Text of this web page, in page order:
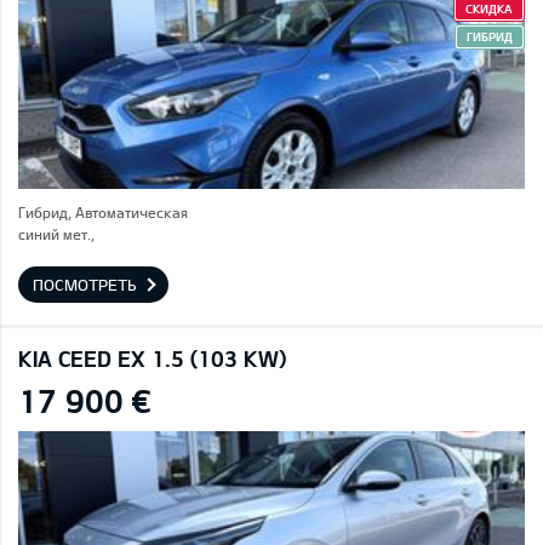
СКИДКА
ГИБРИД
Гибрид, Автоматическая
синий мет.,
ПОСМОТРЕТЬ
KIA CEED EX 1.5 (103 KW)
17 900 €